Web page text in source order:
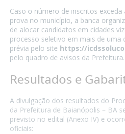
Caso o número de inscritos exceda
prova no município, a banca
de alocar candidatos em cidades
processo seletivo em mais de uma
prévia pelo site https://
pelo quadro de avisos da Prefeitura.
Resultados e
A divulgação dos resultados do
da Prefeitura de Baianópolis – BA
previsto no edital (Anexo IV) e
oficiais: